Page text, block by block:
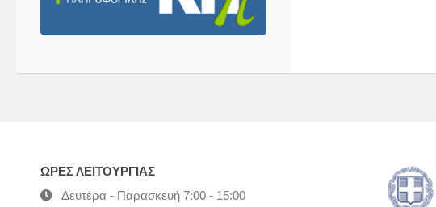
ΩΡΕΣ ΛΕΙΤΟΥΡΓΙΑΣ
Δευτέρα - Παρασκευή 7:00 - 15:00